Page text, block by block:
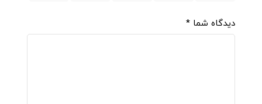
دیدگاه شما *